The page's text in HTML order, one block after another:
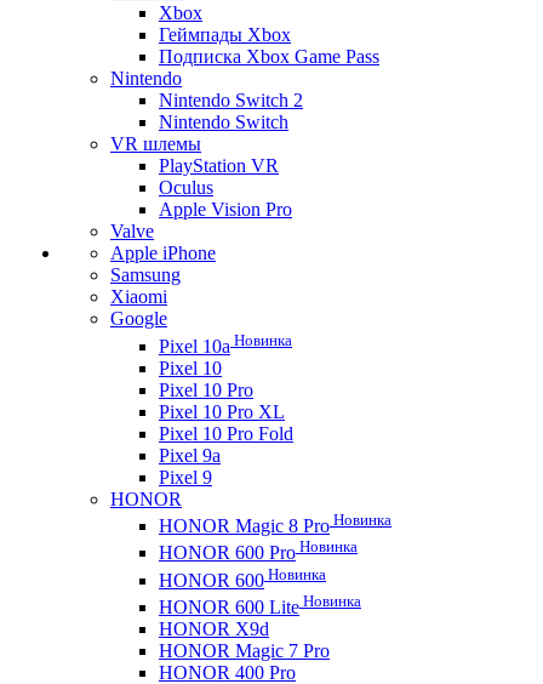
Xbox
Геймпады Xbox
Подписка Xbox Game Pass
Nintendo
Nintendo Switch 2
Nintendo Switch
VR шлемы
PlayStation VR
Oculus
Apple Vision Pro
Valve
Apple iPhone
Samsung
Xiaomi
Google
Pixel 10a Новинка
Pixel 10
Pixel 10 Pro
Pixel 10 Pro XL
Pixel 10 Pro Fold
Pixel 9a
Pixel 9
HONOR
HONOR Magic 8 Pro Новинка
HONOR 600 Pro Новинка
HONOR 600 Новинка
HONOR 600 Lite Новинка
HONOR X9d
HONOR Magic 7 Pro
HONOR 400 Pro